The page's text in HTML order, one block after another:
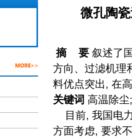
微孔陶
摘 要 叙述了
方向、过滤机
料优点突出, 在
关键词 高温除
目前, 我国电
方面考虑, 要求